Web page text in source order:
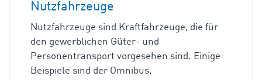
Nutzfahrzeuge
Nutzfahrzeuge sind Kraftfahrzeuge, die für
den gewerblichen Güter- und
Personentransport vorgesehen sind. Einige
Beispiele sind der Omnibus,